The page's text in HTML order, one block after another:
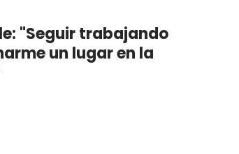
"Seguir trabajando
un lugar en la